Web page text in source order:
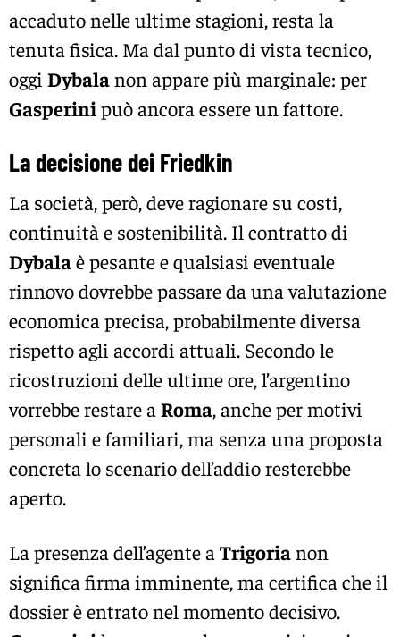
accaduto nelle ultime stagioni, resta la
tenuta fisica. Ma dal punto di vista tecnico,
oggi Dybalanon appare più marginale: per
Gasperinipuò ancora essere un fattore.
La decisione dei Friedkin
La società, però, deve ragionare su costi,
continuità e sostenibilità. Il contratto di
Dybalaè pesante e qualsiasi eventuale
rinnovo dovrebbe passare da una valutazione
economica precisa, probabilmente diversa
rispetto agli accordi attuali. Secondo le
ricostruzioni delle ultime ore, l’argentino
vorrebbe restare a Roma, anche per motivi
personali e familiari, ma senza una proposta
concreta lo scenario dell’addio resterebbe
aperto.
La presenza dell’agente a Trigorianon
significa firma imminente, ma certifica che il
dossier è entrato nel momento decisivo.